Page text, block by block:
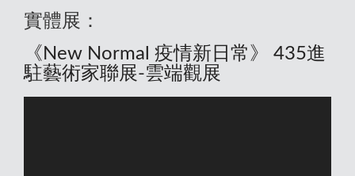
實體展：
《New Normal 疫情新日常》 435進
駐藝術家聯展-雲端觀展